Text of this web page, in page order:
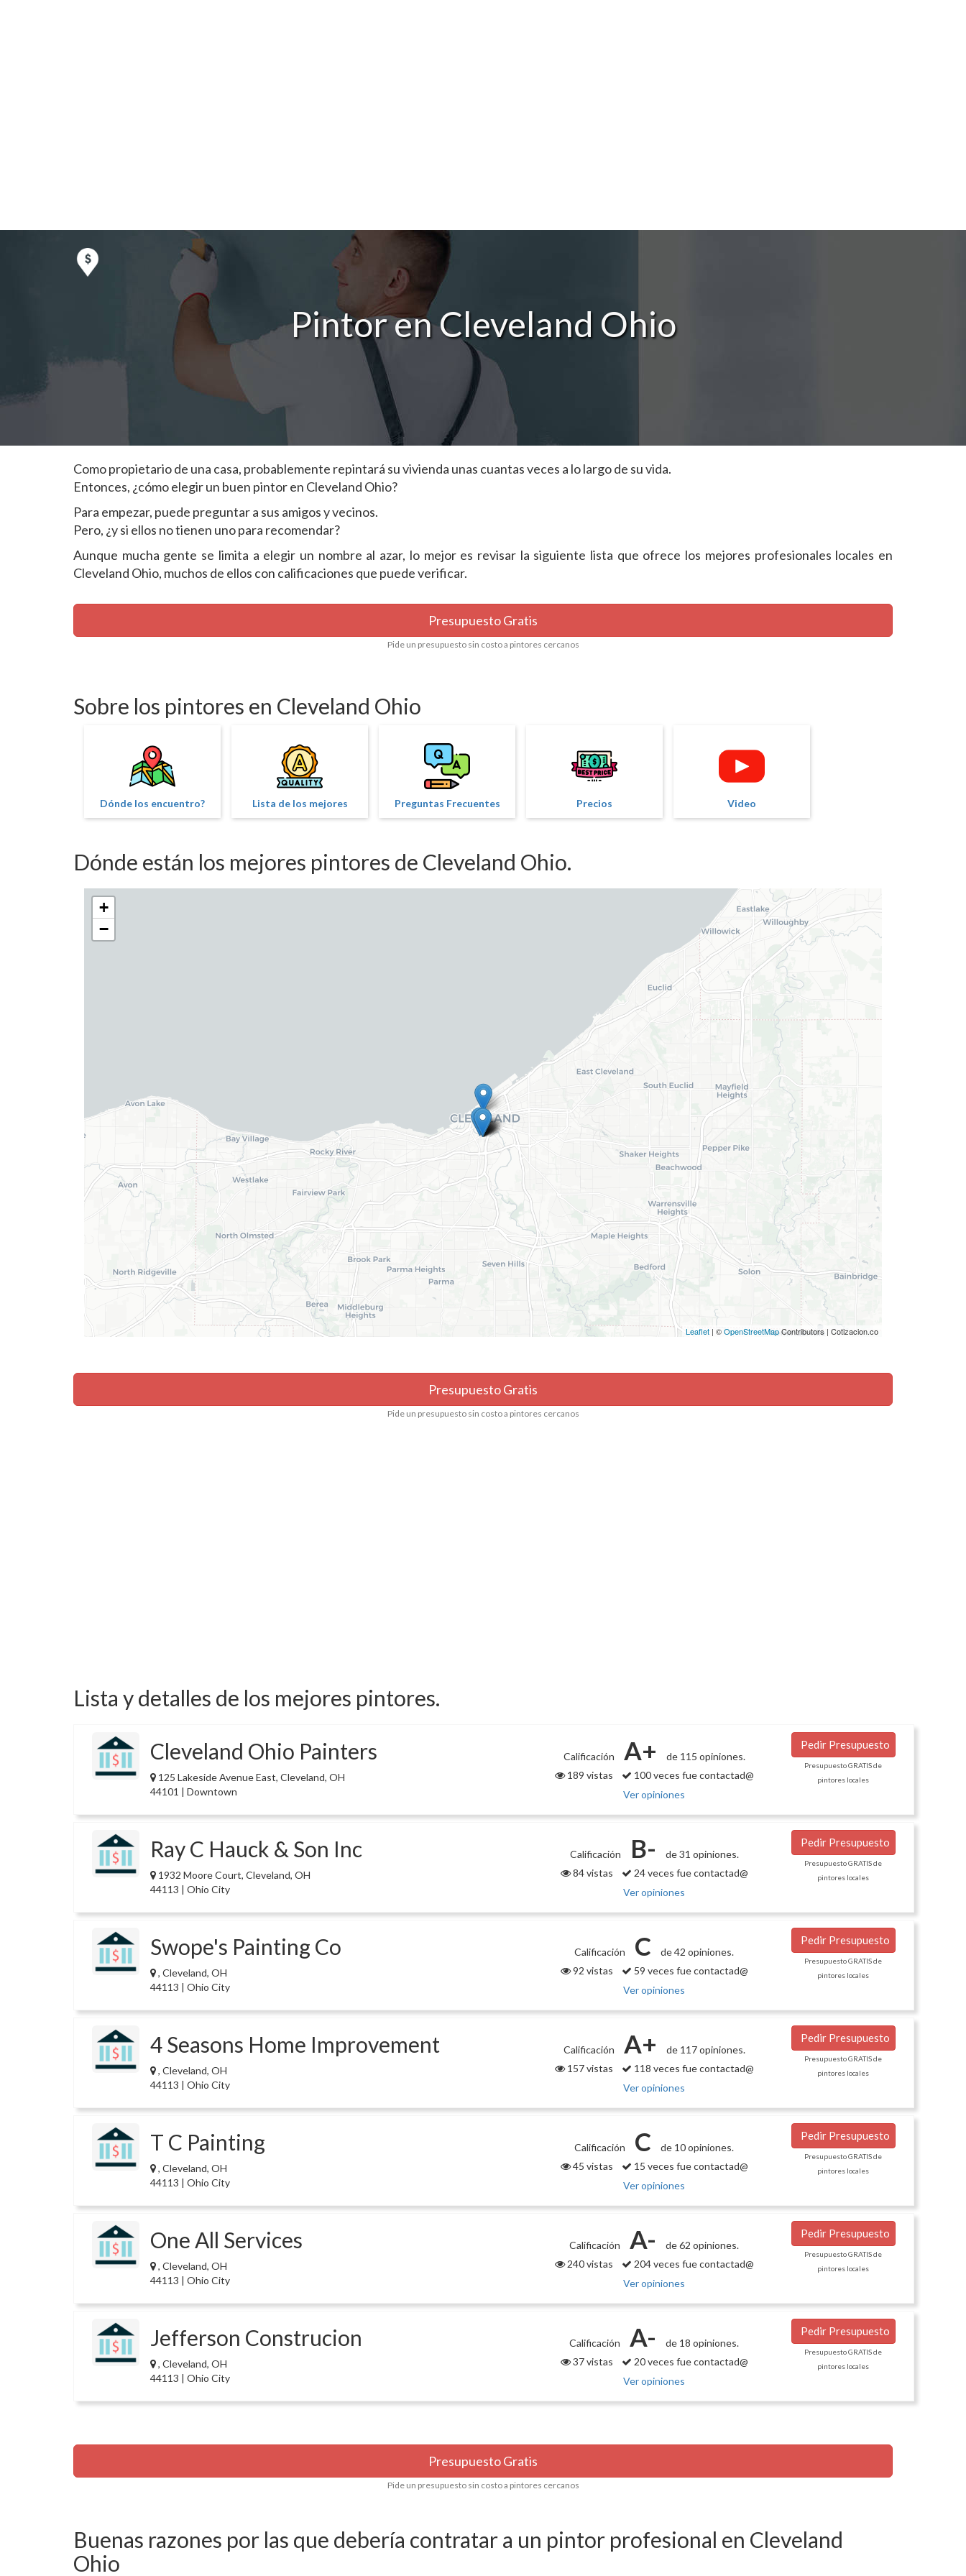
Pintor en Cleveland Ohio
Como propietario de una casa, probablemente repintará su vivienda unas cuantas veces a lo largo de su vida.
Entonces, ¿cómo elegir un buen pintor en Cleveland Ohio?
Para empezar, puede preguntar a sus amigos y vecinos.
Pero, ¿y si ellos no tienen uno para recomendar?
Aunque mucha gente se limita a elegir un nombre al azar, lo mejor es revisar la siguiente lista que ofrece los mejores profesionales locales en
Cleveland Ohio, muchos de ellos con calificaciones que puede verificar.
Presupuesto Gratis
Pide un presupuesto sin costo a pintores cercanos
Sobre los pintores en Cleveland Ohio
Dónde los encuentro? Lista de los mejores Preguntas Frecuentes Precios Video
Dónde están los mejores pintores de Cleveland Ohio.
+
−
Leaflet | ©OpenStreetMapContributors | Cotizacion.co
Presupuesto Gratis
Pide un presupuesto sin costo a pintores cercanos
Lista y detalles de los mejores pintores.
Cleveland Ohio Painters
125 Lakeside Avenue East, Cleveland, OH
44101 | Downtown
Calificación A+
de 115 opiniones.
189 vistas
100 veces fue contactad@
Ver opiniones
Pedir Presupuesto
Presupuesto GRATIS de
pintores locales
Ray C Hauck & Son Inc
1932 Moore Court, Cleveland, OH
44113 | Ohio City
Calificación B-
de 31 opiniones.
84 vistas
24 veces fue contactad@
Ver opiniones
Pedir Presupuesto
Presupuesto GRATIS de
pintores locales
Swope's Painting Co
, Cleveland, OH
44113 | Ohio City
Calificación C
de 42 opiniones.
92 vistas
59 veces fue contactad@
Ver opiniones
Pedir Presupuesto
Presupuesto GRATIS de
pintores locales
4 Seasons Home Improvement
, Cleveland, OH
44113 | Ohio City
Calificación A+
de 117 opiniones.
157 vistas
118 veces fue contactad@
Ver opiniones
Pedir Presupuesto
Presupuesto GRATIS de
pintores locales
T C Painting
, Cleveland, OH
44113 | Ohio City
Calificación C
de 10 opiniones.
45 vistas
15 veces fue contactad@
Ver opiniones
Pedir Presupuesto
Presupuesto GRATIS de
pintores locales
One All Services
, Cleveland, OH
44113 | Ohio City
Calificación A-
de 62 opiniones.
240 vistas
204 veces fue contactad@
Ver opiniones
Pedir Presupuesto
Presupuesto GRATIS de
pintores locales
Jefferson Construcion
, Cleveland, OH
44113 | Ohio City
Calificación A-
de 18 opiniones.
37 vistas
20 veces fue contactad@
Ver opiniones
Pedir Presupuesto
Presupuesto GRATIS de
pintores locales
Presupuesto Gratis
Pide un presupuesto sin costo a pintores cercanos
Buenas razones por las que debería contratar a un pintor profesional en Cleveland
Ohio